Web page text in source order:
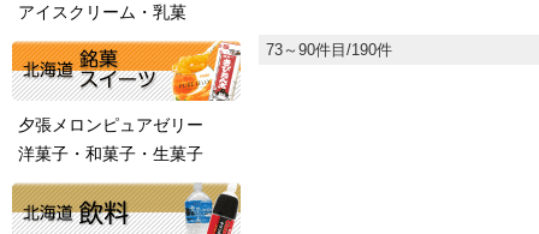
73～90件目/190件
アイスクリーム・乳菓
夕張メロンピュアゼリー
洋菓子・和菓子・生菓子